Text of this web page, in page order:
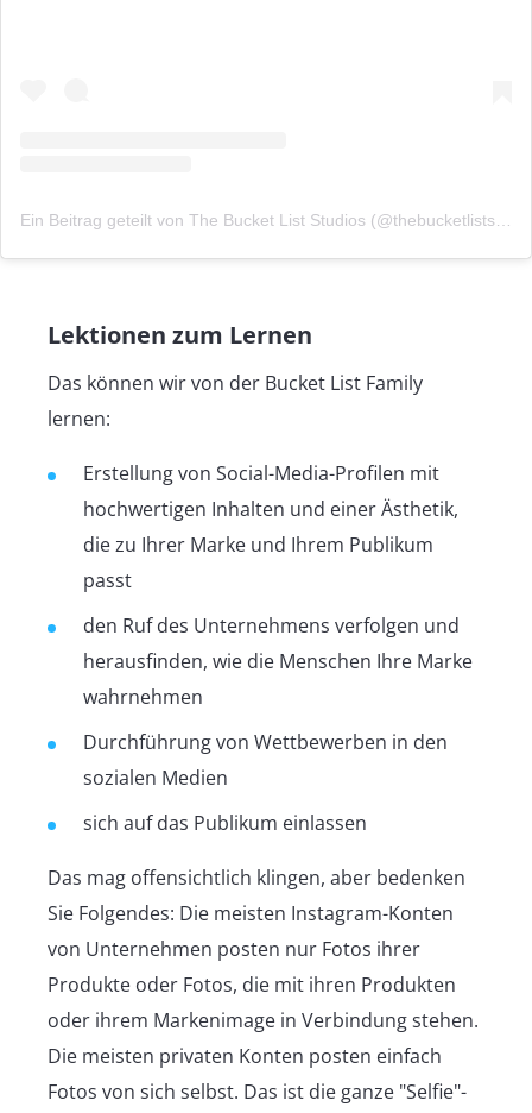
Lektionen zum Lernen
Das können wir von der Bucket List Family
lernen:
Erstellung von Social-Media-Profilen mit
hochwertigen Inhalten und einer Ästhetik,
die zu Ihrer Marke und Ihrem Publikum
passt
den Ruf des Unternehmens verfolgen und
herausfinden, wie die Menschen Ihre Marke
wahrnehmen
Durchführung von Wettbewerben in den
sozialen Medien
sich auf das Publikum einlassen
Das mag offensichtlich klingen, aber bedenken
Sie Folgendes: Die meisten Instagram-Konten
von Unternehmen posten nur Fotos ihrer
Produkte oder Fotos, die mit ihren Produkten
oder ihrem Markenimage in Verbindung stehen.
Die meisten privaten Konten posten einfach
Fotos von sich selbst. Das ist die ganze "Selfie"-